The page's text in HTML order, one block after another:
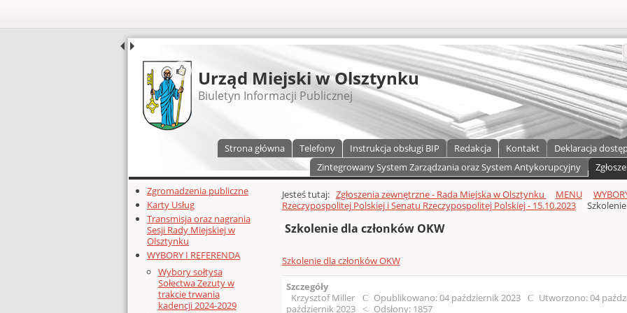
UDOSTĘPNIJ
Urząd Miejski w Olsztynku
Biuletyn Informacji Publicznej
Strona główna Telefony Instrukcja obsługi BIP Redakcja Kontakt Deklaracja
Zintegrowany System Zarządzania oraz System Antykorupcyjny
Dodatkowe zasoby (lewa kolumna)
Zgromadzenia publiczne
Karty Usług
Transmisja oraz nagrania
Sesji Rady Miejskiej w
Olsztynku
WYBORY I REFERENDA
Wybory sołtysa
Sołectwa Zezuty w
trakcie trwania
kadencji 2024-2029
Głównej zawartości
Jesteś tutaj: Zgłoszenia zewnętrzne - Rada Miejska w Olsztynku MENU
Rzeczypospolitej Polskiej i Senatu Rzeczypospolitej Polskiej - 15.10.2023
Szkolenie dla członków OKW
Szkolenie dla członków OKW
Szczegóły
Krzysztof Miller
Opublikowano: 04 październik 2023 Utworzono: 04
październik 2023
Odsłony: 1857